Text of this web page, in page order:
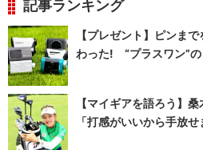
記事ランキング
【プレゼント】ピンま
わった! “プラスワン”の
【マイギアを語ろう】
「打感がいいから手放せ